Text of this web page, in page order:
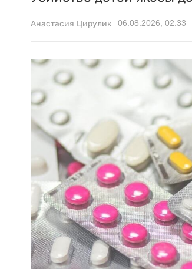
Анастасия Цирулик 06.08.2026, 02:33